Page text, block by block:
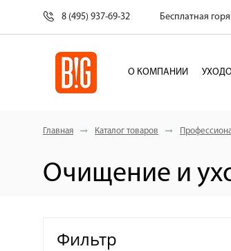
8 (495) 937-69-32 Бесплатная
О КОМПАНИИ
Главная Каталог товаров
Очищение и
Фильтр